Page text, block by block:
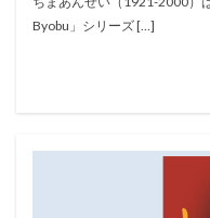
Byobu」シリーズ […]